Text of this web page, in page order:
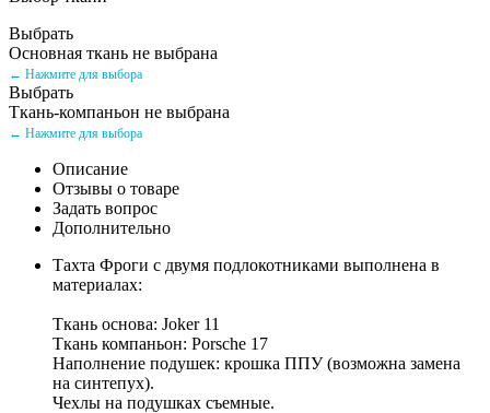
Выбрать
Основная ткань не выбрана
← Нажмите для выбора
Выбрать
Ткань-компаньон не выбрана
← Нажмите для выбора
Описание
Отзывы о товаре
Задать вопрос
Дополнительно
Тахта Фроги с двумя подлокотниками выполнена в
материалах:
Ткань основа: Joker 11
Ткань компаньон: Porsche 17
Наполнение подушек: крошка ППУ (возможна замена
на синтепух).
Чехлы на подушках съемные.